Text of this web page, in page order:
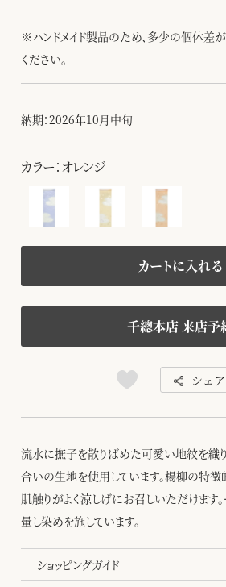
※ハンドメイド製品のため、多少の個体差
ください。
納期：2026年10月中旬
カラー：オレンジ
カートに入れる
千總本店 来店予
シェア
流水に撫子を散りばめた可愛い地紋を織
合いの生地を使用しています。楊柳の特徴
肌触りがよく涼しげにお召しいただけます
暈し染めを施しています。
ショッピングガイド